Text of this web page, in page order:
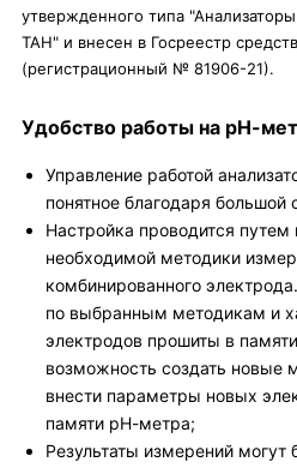
утвержденного типа
ТАН" и внесен в Госреестр
(регистрационный № 81906-21).
Удобство работы на рН-
Управление работой
понятное благодаря большой
Настройка проводится
необходимой методики
комбинированного
по выбранным методикам и
электродов прошиты в
возможность создать новые
внести параметры новых
памяти рН-метра;
Результаты измерений